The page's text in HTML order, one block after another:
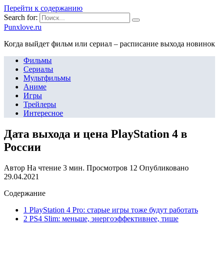
Перейти к содержанию
Search for:
Punxlove.ru
Когда выйдет фильм или сериал – расписание выхода новинок
Фильмы
Сериалы
Мультфильмы
Аниме
Игры
Трейлеры
Интересное
Дата выхода и цена PlayStation 4 в
России
Автор На чтение 3 мин. Просмотров 12 Опубликовано
29.04.2021
Содержание
1 PlayStation 4 Pro: старые игры тоже будут работать
2 PS4 Slim: меньше, энергоэффективнее, тише